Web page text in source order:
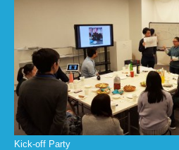
Kick-off Party